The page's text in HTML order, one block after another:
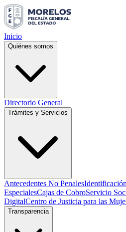
Inicio
Quiénes somos
Directorio General
Trámites y Servicios
Antecedentes No Penales
EspecialesCajas de CobroServicio
DigitalCentro de Justicia para las
Transparencia